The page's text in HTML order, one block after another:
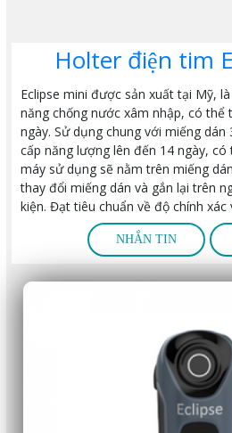
Holter điện tim
Eclipse mini được sản xuất tại Mỹ,
năng chống nước xâm nhập, có thể
ngày. Sử dụng chung với miếng
cấp năng lượng lên đến 14 ngày,
máy sử dụng sẽ nằm trên miếng
thay đổi miếng dán và gắn lại trên
kiện. Đạt tiêu chuẩn về độ chính
NHẮN TIN